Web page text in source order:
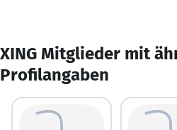
XING Mitglieder mit
Profilangaben